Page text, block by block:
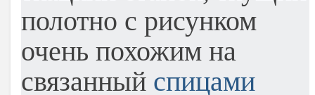
полотно с рисунком
очень похожим на
связанный спицами